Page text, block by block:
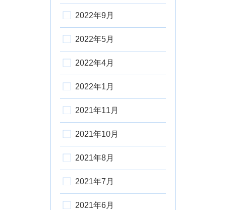
2022年9月
2022年5月
2022年4月
2022年1月
2021年11月
2021年10月
2021年8月
2021年7月
2021年6月